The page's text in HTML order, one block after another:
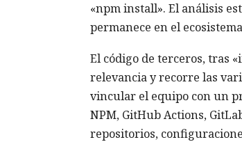
«npm install». El análisis
permanece en el
El código de terceros, tras
relevancia y recorre las
vincular el equipo con un
NPM, GitHub Actions,
repositorios,